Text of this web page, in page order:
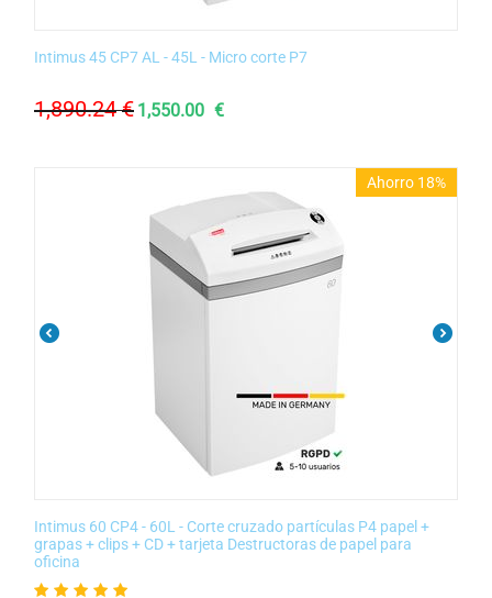
Intimus 45 CP7 AL - 45L - Micro corte P7
1,890.24 € 1,550.00 €
Ahorro 18%
Intimus 60 CP4 - 60L - Corte cruzado partículas P4 papel +
grapas + clips + CD + tarjeta Destructoras de papel para
oficina